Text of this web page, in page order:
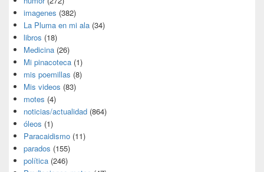
imagenes (382)
La Pluma en mi ala (34)
libros (18)
Medicina (26)
Mi pinacoteca (1)
mis poemillas (8)
Mis videos (83)
motes (4)
noticias/actualidad (864)
óleos (1)
Paracaidismo (11)
parados (155)
política (246)